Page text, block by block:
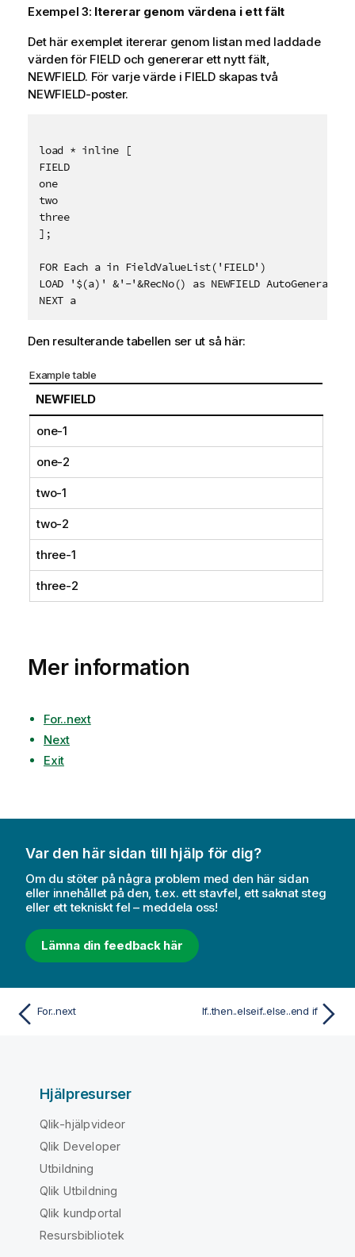
Exempel 3: Itererar genom värdena i ett fält
Det här exemplet itererar genom listan med laddade
värden för FIELD och genererar ett nytt fält,
NEWFIELD. För varje värde i FIELDskapas två
NEWFIELD-poster.
load * inline [
FIELD
one
two
three
];
FOR Each a in FieldValueList('FIELD')
LOAD '$(a)' &'-'&RecNo() as NEWFIELD AutoGenerate
Den resulterande tabellen ser ut så här:
Example table
NEWFIELD
one-1
one-2
two-1
two-2
three-1
three-2
Mer information
For..next
Next
Exit
Var den här sidan till hjälp för dig?
Om du stöter på några problem med den här sidan
eller innehållet på den, t.ex. ett stavfel, ett saknat steg
eller ett tekniskt fel – meddela oss!
Lämna din feedback här
For..next If..then..elseif..else..end if
Hjälpresurser
Qlik-hjälpvideor
Qlik Developer
Utbildning
Qlik Utbildning
Qlik kundportal
Resursbibliotek